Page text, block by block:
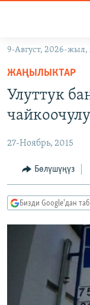
Навигацияга
өтүңүз
Издөөгө
салыңызКЫРГЫЗСТАН
ЭКОНОМИКА
МАДАНИЯТ
ДҮЙНӨ
БОРБОР АЗИЯ
АТАЙЫН
ТВ
ЭКСПЕРТТЕР
БИЗ ЖАНА ДҮЙНӨ
ЭЖЕ-СИҢДИЛЕР
ӨЗГӨЧӨ ПИКИР
Русский
ОНЛАЙН ШЕРИНЕ
9-Август, 2026-
ЖАҢЫЛЫКТАР
Улуттук
27-Ноябрь, 2015
Бөлүшүңүз
Бизди Google'дан